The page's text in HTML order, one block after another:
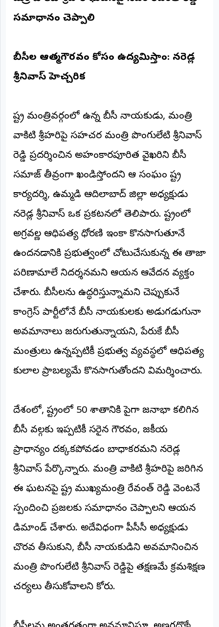
ఆర్టీఐ
రిపోర్టర్స్
రిపోర్టర్లు
రిపోర్టర్‌గా
చేరండి
లాగిన్
2026
NTODAY
NEWS
క్షణం
పక్షం
సమాధానం చెప్పాలి
బీసీల ఆత్మగౌరవం కోసం ఉద్యమిస్తాం: నరెడ్ల
శ్రీనివాస్ హెచ్చరిక
​రాష్ట్ర మంత్రివర్గంలో ఉన్న బీసీ నాయకుడు, మంత్రి
వాకిటి శ్రీహరిపై సహచర మంత్రి పొంగులేటి శ్రీనివాస్
రెడ్డి ప్రదర్శించిన అహంకారపూరిత వైఖరిని బీసీ
సమాజ్ తీవ్రంగా ఖండిస్తోందని ఆ సంఘం రాష్ట్ర
కార్యదర్శి, ఉమ్మడి ఆదిలాబాద్ జిల్లా అధ్యక్షుడు
నరెడ్ల శ్రీనివాస్ ఒక ప్రకటనలో తెలిపారు. రాష్ట్రంలో
అగ్రవర్ణాల ఆధిపత్య ధోరణి ఇంకా కొనసాగుతూనే
ఉందనడానికి ప్రభుత్వంలో చోటుచేసుకున్న ఈ తాజా
పరిణామాలే నిదర్శనమని ఆయన ఆవేదన వ్యక్తం
చేశారు. బీసీలను ఉద్ధరిస్తున్నామని చెప్పుకునే
కాంగ్రెస్ పార్టీలోనే బీసీ నాయకులకు అడుగడుగునా
అవమానాలు జరుగుతున్నాయని, పేరుకే బీసీ
మంత్రులు ఉన్నప్పటికీ ప్రభుత్వ వ్యవస్థలో ఆధిపత్య
కులాల ప్రాబల్యమే కొనసాగుతోందని విమర్శించారు.
​దేశంలో, రాష్ట్రంలో 50 శాతానికి పైగా జనాభా కలిగిన
బీసీ వర్గాలకు ఇప్పటికీ సరైన గౌరవం, రాజకీయ
ప్రాధాన్యం దక్కకపోవడం బాధాకరమని నరెడ్ల
శ్రీనివాస్ పేర్కొన్నారు. మంత్రి వాకిటి శ్రీహరిపై జరిగిన
ఈ ఘటనపై రాష్ట్ర ముఖ్యమంత్రి రేవంత్ రెడ్డి వెంటనే
స్పందించి ప్రజలకు సమాధానం చెప్పాలని ఆయన
డిమాండ్ చేశారు. అదేవిధంగా పీసీసీ అధ్యక్షుడు
చొరవ తీసుకుని, బీసీ నాయకుడిని అవమానించిన
మంత్రి పొంగులేటి శ్రీనివాస్ రెడ్డిపై తక్షణమే క్రమశిక్షణ
చర్యలు తీసుకోవాలని కోరారు.